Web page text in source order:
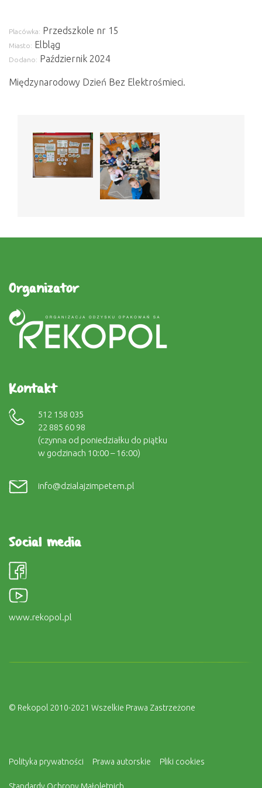
Placówka: Przedszkole nr 15
Miasto: Elbląg
Dodano: Październik 2024
Międzynarodowy Dzień Bez Elektrośmieci.
Organizator
Kontakt
512 158 035
22 885 60 98
(czynna od poniedziałku do piątku
w godzinach 10:00 – 16:00)
info@dzialajzimpetem.pl
Social media
www.rekopol.pl
© Rekopol 2010-2021 Wszelkie Prawa Zastrzeżone
Polityka prywatności Prawa autorskie Pliki cookies